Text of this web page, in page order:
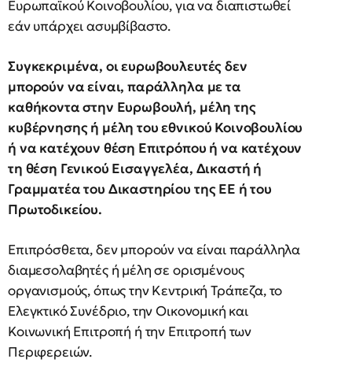
Ευρωπαϊκού Κοινοβουλίου, για να διαπιστωθεί
εάν υπάρχει ασυμβίβαστο.
Συγκεκριμένα, οι ευρωβουλευτές δεν
μπορούν να είναι, παράλληλα με τα
καθήκοντα στην Ευρωβουλή, μέλη της
κυβέρνησης ή μέλη του εθνικού Κοινοβουλίου
ή να κατέχουν θέση Επιτρόπου ή να κατέχουν
τη θέση Γενικού Εισαγγελέα, Δικαστή ή
Γραμματέα του Δικαστηρίου της ΕΕ ή του
Πρωτοδικείου.
Επιπρόσθετα, δεν μπορούν να είναι παράλληλα
διαμεσολαβητές ή μέλη σε ορισμένους
οργανισμούς, όπως την Κεντρική Τράπεζα, το
Ελεγκτικό Συνέδριο, την Οικονομική και
Κοινωνική Επιτροπή ή την Επιτροπή των
Περιφερειών.